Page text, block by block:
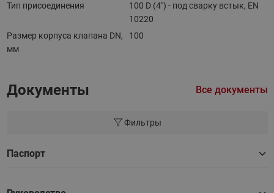
Тип присоединения
100 D (4") - под сварку встык, EN
10220
Размер корпуса клапана DN,
мм
100
Документы Все документы
Фильтры
Паспорт